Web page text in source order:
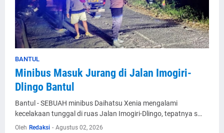
BANTUL
Minibus Masuk Jurang di Jalan Imogiri-
Dlingo Bantul
Bantul - SEBUAH minibus Daihatsu Xenia mengalami
kecelakaan tunggal di ruas Jalan Imogiri-Dlingo, tepatnya s…
Oleh Redaksi - Agustus 02, 2026